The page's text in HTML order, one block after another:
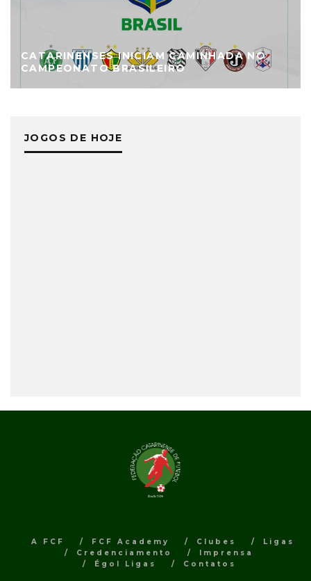
CATARINENSES INICIAM CAMINHADA NO
CAMPEONATO BRASILEIRO
JOGOS DE HOJE
A FCF FCF Academy Clubes
Ligas
Credenciamento
Imprensa
Égol Ligas
Contatos